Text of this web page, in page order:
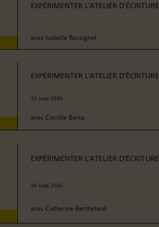
EXPÉRIMENTER L'ATELIER D'ÉCRITURE
avec Isabelle Rossignol
EXPÉRIMENTER L'ATELIER D'ÉCRITURE
22 sept 2026
avec Camille Berta
EXPÉRIMENTER L'ATELIER D'ÉCRITURE
26 sept 2026
avec Catherine Berthelard